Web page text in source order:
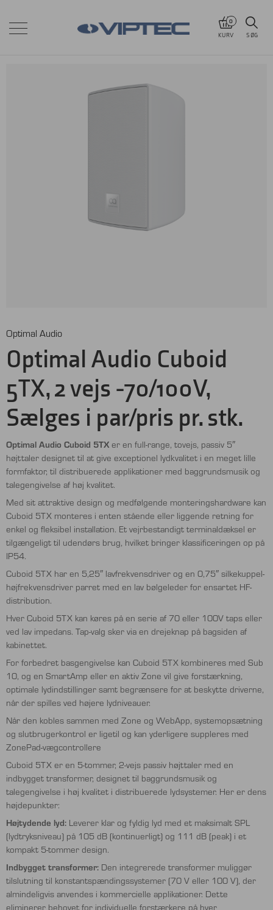
0
KURV
SØG
Optimal Audio
Optimal Audio Cuboid
5TX, 2 vejs -70/100V,
Sælges i par/pris pr. stk.
Optimal Audio Cuboid 5TX er en full-range, tovejs, passiv 5″
højttaler designet til at give exceptionel lydkvalitet i en meget lille
formfaktor, til distribuerede applikationer med baggrundsmusik og
talegengivelse af høj kvalitet.
Med sit attraktive design og medfølgende monteringshardware kan
Cuboid 5TX monteres i enten stående eller liggende retning for
enkel og fleksibel installation. Et vejrbestandigt terminaldæksel er
tilgængeligt til udendørs brug, hvilket bringer klassificeringen op på
IP54.
Cuboid 5TX har en 5,25″ lavfrekvensdriver og en 0,75″ silkekuppel-
højfrekvensdriver parret med en lav bølgeleder for ensartet HF-
distribution.
Hver Cuboid 5TX kan køres på en serie af 70 eller 100V taps eller
ved lav impedans. Tap-valg sker via en drejeknap på bagsiden af ​​
kabinettet.
For forbedret basgengivelse kan Cuboid 5TX kombineres med Sub
10, og en SmartAmp eller en aktiv Zone vil give forstærkning,
optimale lydindstillinger samt begrænsere for at beskytte driverne,
når der spilles ved højere lydniveauer.
Når den kobles sammen med Zone og WebApp, systemopsætning
og slutbrugerkontrol er ligetil og kan yderligere suppleres med
ZonePad-vægcontrollere
Cuboid 5TX er en 5-tommer, 2-vejs passiv højttaler med en
indbygget transformer, designet til baggrundsmusik og
talegengivelse i høj kvalitet i distribuerede lydsystemer. Her er dens
højdepunkter:
Højtydende lyd: Leverer klar og fyldig lyd med et maksimalt SPL
(lydtryksniveau) på 105 dB (kontinuerligt) og 111 dB (peak) i et
kompakt 5-tommer design.
Indbygget transformer: Den integrerede transformer muliggør
tilslutning til konstantspændingssystemer (70 V eller 100 V), der
almindeligvis anvendes i kommercielle applikationer. Dette
eliminerer behovet for individuelle forstærkere på hver